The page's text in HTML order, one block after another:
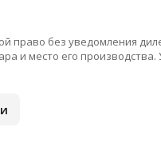
право без уведомления
и место его